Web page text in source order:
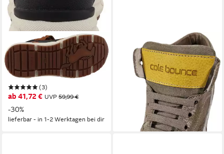
MUSTANG SHOES
Enzo Kletterschuh High Top
Sneaker, Schnürboots mit
TEX-Membrane
(3)
ab 41,72 € UVP 59,99 €
-30%
lieferbar - in 1-2 Werktagen bei dir
COLE BOUNCE RESTORE
1905A VELOR Corda Mid
Lederschuh Sneakerboots
aus echtem Leder
ab 93,15 € UVP119,95 €
lieferbar - in 8-10 Werktagen bei